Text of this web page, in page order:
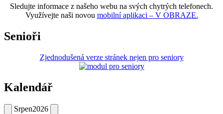
Sledujte informace z našeho webu na svých chytrých telefonech.
Využívejte naši novou mobilní aplikaci – V OBRAZE.
Senioři
Zjednodušená verze stránek nejen pro seniory
Kalendář
Srpen2026